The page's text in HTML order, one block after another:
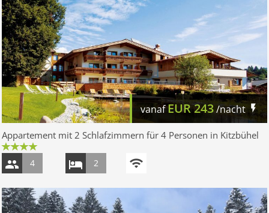
vanafEUR243/nacht
Appartement mit 2 Schlafzimmern für 4 Personen in Kitzbühel
4 2